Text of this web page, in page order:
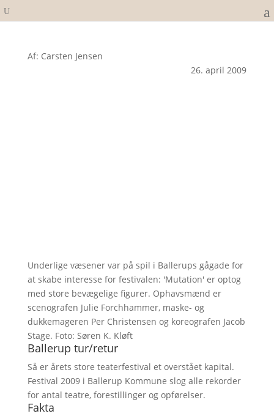
Af: Carsten Jensen
26. april 2009
Underlige væsener var på spil i Ballerups gågade for
at skabe interesse for festivalen: 'Mutation' er optog
med store bevægelige figurer. Ophavsmænd er
scenografen Julie Forchhammer, maske- og
dukkemageren Per Christensen og koreografen Jacob
Stage. Foto: Søren K. Kløft
Ballerup tur/retur
Så er årets store teaterfestival et overstået kapital.
Festival 2009 i Ballerup Kommune slog alle rekorder
for antal teatre, forestillinger og opførelser.
Fakta